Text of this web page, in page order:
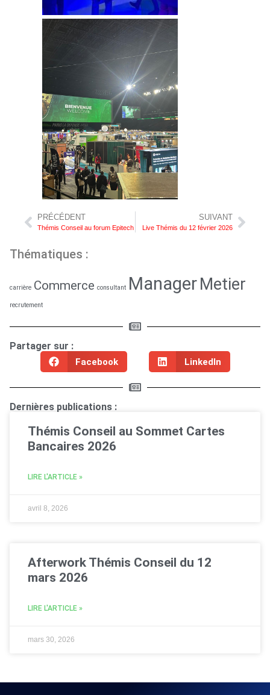
PRÉCÉDENT
Thémis Conseil au forum Epitech
SUIVANT
Live Thémis du 12 février 2026
Thématiques :
carrière Commerce consultant ManagerMetier
recrutement
Partager sur :
Facebook LinkedIn
Dernières publications :
Thémis Conseil au Sommet Cartes
Bancaires 2026
LIRE L'ARTICLE »
avril 8, 2026
Afterwork Thémis Conseil du 12
mars 2026
LIRE L'ARTICLE »
mars 30, 2026